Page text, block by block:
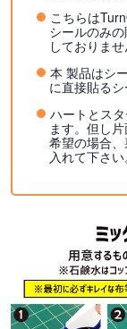
こちらは
シールのみ
しておりませ
本 製品はシ
に直接貼るシ
ハートとス
ます。但し
希望の場合
入れて下さい。